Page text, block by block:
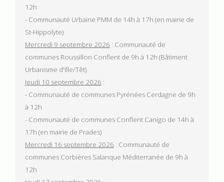
12h
- Communauté Urbaine PMM de 14h à 17h (en mairie de
St-Hippolyte)
Mercredi 9 septembre 2026 : Communauté de
communes Roussillon Conflent de 9h à 12h (Bâtiment
Urbanisme d'Ille/Têt)
Jeudi 10 septembre 2026 :
- Communauté de communes Pyrénées Cerdagne de 9h
à 12h
- Communauté de communes Conflent Canigo de 14h à
17h (en mairie de Prades)
Mercredi 16 septembre 2026 : Communauté de
communes Corbières Salanque Méditerranée de 9h à
12h